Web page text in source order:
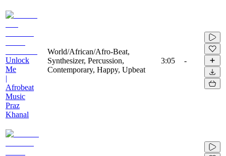
Unlock
Me
|
Afrobeat
Music
Praz
Khanal
World/African/Afro-Beat,
Synthesizer, Percussion,
Contemporary, Happy, Upbeat
3:05 -